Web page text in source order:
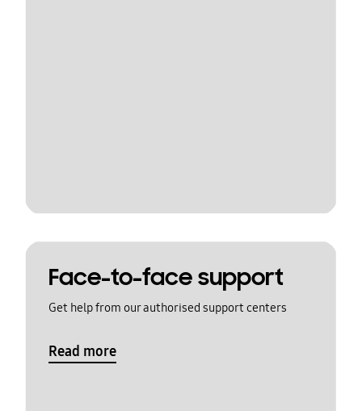
Face-to-face support
Get help from our authorised support centers
Read more